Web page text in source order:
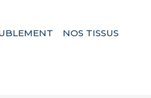
NOS TISSUS